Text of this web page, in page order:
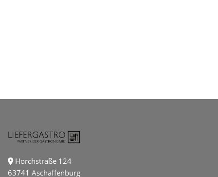
Horchstraße 124
63741 Aschaffenburg